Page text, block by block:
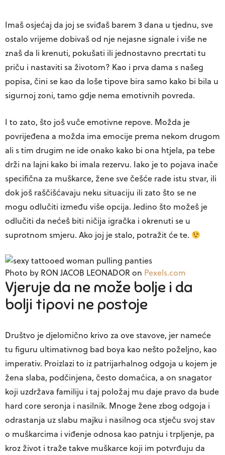
Imaš osjećaj da joj se sviđaš barem 3 dana u tjednu, sve
ostalo vrijeme dobivaš od nje nejasne signale i više ne
znaš da li krenuti, pokušati ili jednostavno precrtati tu
priču i nastaviti sa životom? Kao i prva dama s našeg
popisa, čini se kao da loše tipove bira samo kako bi bila u
sigurnoj zoni, tamo gdje nema emotivnih povreda.
I to zato, što još vuče emotivne repove. Možda je
povrijeđena a možda ima emocije prema nekom drugom
ali s tim drugim ne ide onako kako bi ona htjela, pa tebe
drži na lajni kako bi imala rezervu. Iako je to pojava inače
specifična za muškarce, žene sve češće rade istu stvar, ili
dok još raščišćavaju neku situaciju ili zato što se ne
mogu odlučiti između više opcija. Jedino što možeš je
odlučiti da nećeš biti ničija igračka i okrenuti se u
suprotnom smjeru. Ako joj je stalo, potražit će te.
Photo by RON JACOB LEONADOR on Pexels.com
Vjeruje da ne može bolje i da
bolji tipovi ne postoje
Društvo je djelomično krivo za ove stavove, jer nameće
tu figuru ultimativnog bad boya kao nešto poželjno, kao
imperativ. Proizlazi to iz patrijarhalnog odgoja u kojem je
žena slaba, podčinjena, često domaćica, a on snagator
koji uzdržava familiju i taj položaj mu daje pravo da bude
hard core seronja i nasilnik. Mnoge žene zbog odgoja i
odrastanja uz slabu majku i nasilnog oca stječu svoj stav
o muškarcima i viđenje odnosa kao patnju i trpljenje, pa
kroz život i traže takve muškarce koji im potvrđuju da